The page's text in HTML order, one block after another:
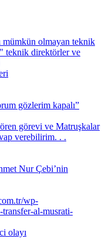
gözlerim kapalı”
verebilirim. . .
Nur Çebi’nin
olayı